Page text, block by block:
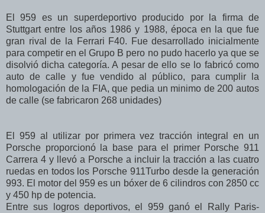
El 959 es un superdeportivo producido por la firma de
Stuttgart entre los años 1986 y 1988, época en la que fue
gran rival de la Ferrari F40. Fue desarrollado inicialmente
para competir en el Grupo B pero no pudo hacerlo ya que se
disolvió dicha categoría. A pesar de ello se lo fabricó como
auto de calle y fue vendido al público, para cumplir la
homologación de la FIA, que pedia un minimo de 200 autos
de calle (se fabricaron 268 unidades)
El 959 al utilizar por primera vez tracción integral en un
Porsche proporcionó la base para el primer Porsche 911
Carrera 4 y llevó a Porsche a incluir la tracción a las cuatro
ruedas en todos los Porsche 911Turbo desde la generación
993. El motor del 959 es un bóxer de 6 cilindros con 2850 cc
y 450 hp de potencia.
Entre sus logros deportivos, el 959 ganó el Rally Paris-